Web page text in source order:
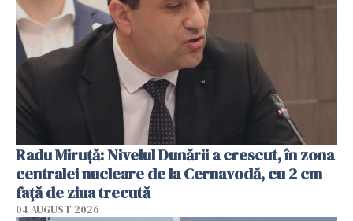
Radu Miruţă: Nivelul Dunării a crescut, în zona
centralei nucleare de la Cernavodă, cu 2 cm
faţă de ziua trecută
04 AUGUST 2026